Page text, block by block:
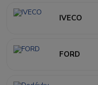
IVECO
FORD